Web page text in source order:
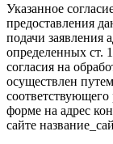
Указанное
предоставления
подачи заявления
определенных ст.
согласия на
осуществлен
форме на адрес
сайте